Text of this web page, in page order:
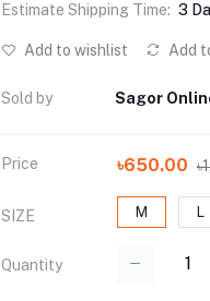
Estimate Shipping Time: 3
Add to wishlist Add
Sold by Sagor
Price ৳650.00
SIZE M L
Quantity